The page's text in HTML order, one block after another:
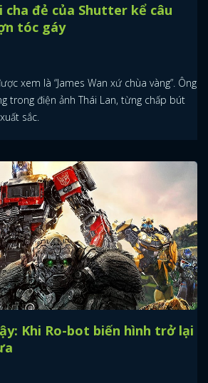
cha đẻ của Shutter kể câu
tóc gáy
xem là “James Wan xứ chùa vàng”. Ông
trong điện ảnh Thái Lan, từng chấp bút
sắc.
Khi Ro-bot biến hình trở lại